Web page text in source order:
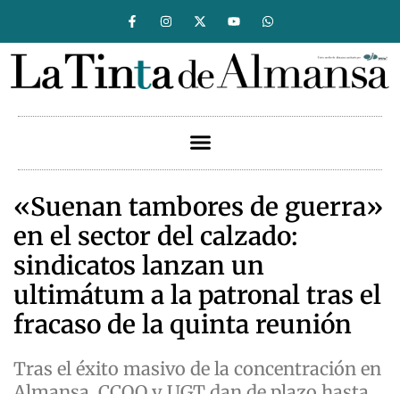
«Suenan tambores de guerra»
en el sector del calzado:
sindicatos lanzan un
ultimátum a la patronal tras el
fracaso de la quinta reunión
Tras el éxito masivo de la concentración en